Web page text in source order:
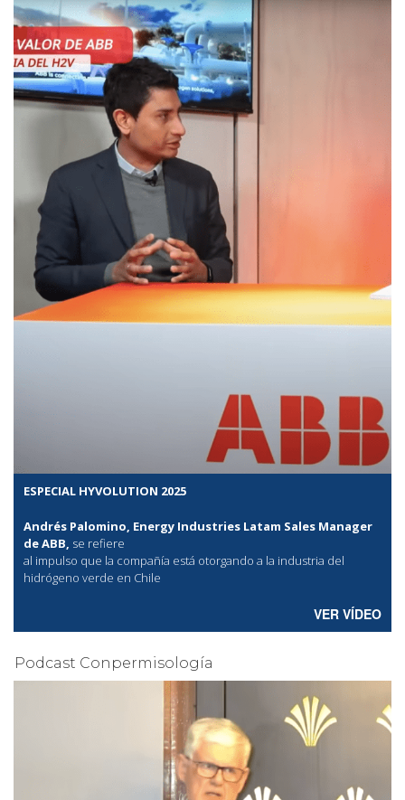
ESPECIAL HYVOLUTION 2025
Andrés Palomino, Energy Industries Latam Sales Manager
de ABB, se refiere
al impulso que la compañía está otorgando a la industria del
hidrógeno verde en Chile
VER VÍDEO
Podcast Conpermisología